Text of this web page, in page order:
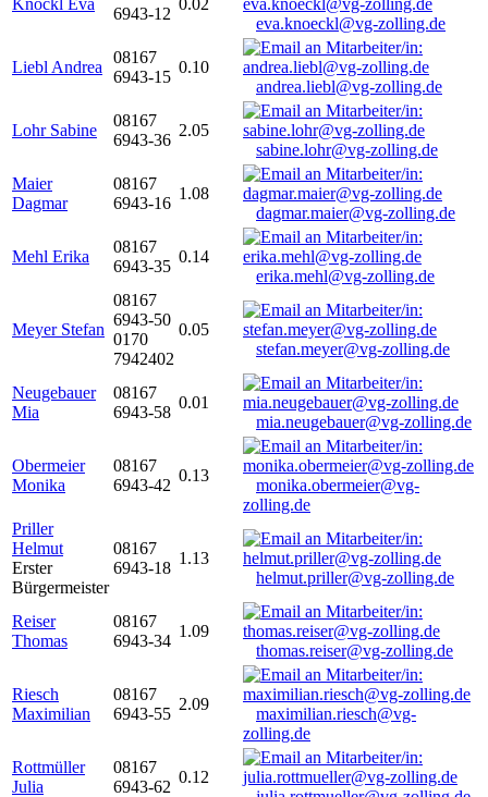
Knöckl Eva
6943-12
0.02
eva.knoeckl@vg-zolling.de
Liebl Andrea
08167
6943-15
0.10
andrea.liebl@vg-zolling.de
Lohr Sabine
08167
6943-36
2.05
sabine.lohr@vg-zolling.de
Maier
Dagmar
08167
6943-16
1.08
dagmar.maier@vg-zolling.de
Mehl Erika
08167
6943-35
0.14
erika.mehl@vg-zolling.de
Meyer Stefan
08167
6943-50
0170
7942402
0.05
stefan.meyer@vg-zolling.de
Neugebauer
Mia
08167
6943-58
0.01
mia.neugebauer@vg-zolling.de
Obermeier
Monika
08167
6943-42
0.13
monika.obermeier@vg-
zolling.de
Priller
Helmut
Erster
Bürgermeister
08167
6943-18
1.13
helmut.priller@vg-zolling.de
Reiser
Thomas
08167
6943-34
1.09
thomas.reiser@vg-zolling.de
Riesch
Maximilian
08167
6943-55
2.09
maximilian.riesch@vg-
zolling.de
Rottmüller
Julia
08167
6943-62
0.12